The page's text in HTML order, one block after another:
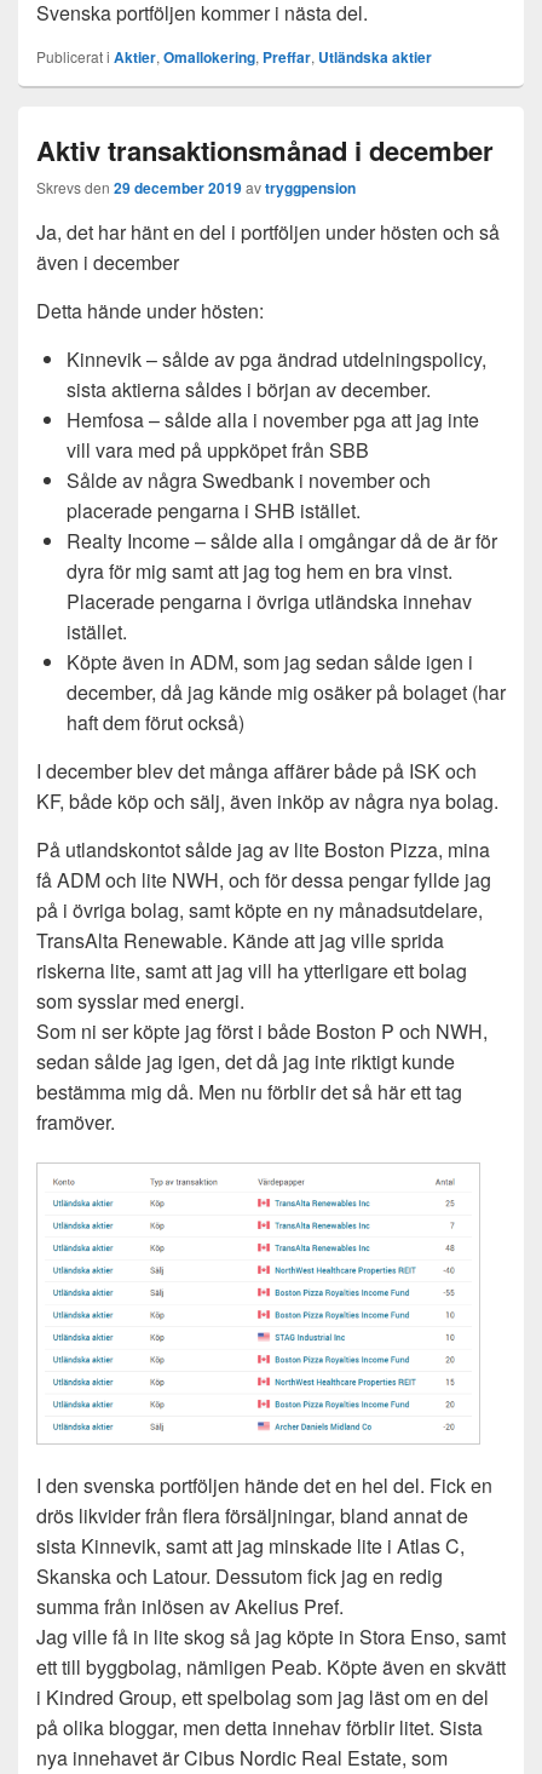
Svenska portföljen kommer i nästa del.
Publicerat i Aktier, Omallokering, Preffar, Utländska aktier
Aktiv transaktionsmånad i december
Skrevs den 29 december 2019avtryggpension
Ja, det har hänt en del i portföljen under hösten och så
även i december
Detta hände under hösten:
Kinnevik – sålde av pga ändrad utdelningspolicy,
sista aktierna såldes i början av december.
Hemfosa – sålde alla i november pga att jag inte
vill vara med på uppköpet från SBB
Sålde av några Swedbank i november och
placerade pengarna i SHB istället.
Realty Income – sålde alla i omgångar då de är för
dyra för mig samt att jag tog hem en bra vinst.
Placerade pengarna i övriga utländska innehav
istället.
Köpte även in ADM, som jag sedan sålde igen i
december, då jag kände mig osäker på bolaget (har
haft dem förut också)
I december blev det många affärer både på ISK och
KF, både köp och sälj, även inköp av några nya bolag.
På utlandskontot sålde jag av lite Boston Pizza, mina
få ADM och lite NWH, och för dessa pengar fyllde jag
på i övriga bolag, samt köpte en ny månadsutdelare,
TransAlta Renewable. Kände att jag ville sprida
riskerna lite, samt att jag vill ha ytterligare ett bolag
som sysslar med energi.
Som ni ser köpte jag först i både Boston P och NWH,
sedan sålde jag igen, det då jag inte riktigt kunde
bestämma mig då. Men nu förblir det så här ett tag
framöver.
I den svenska portföljen hände det en hel del. Fick en
drös likvider från flera försäljningar, bland annat de
sista Kinnevik, samt att jag minskade lite i Atlas C,
Skanska och Latour. Dessutom fick jag en redig
summa från inlösen av Akelius Pref.
Jag ville få in lite skog så jag köpte in Stora Enso, samt
ett till byggbolag, nämligen Peab. Köpte även en skvätt
i Kindred Group, ett spelbolag som jag läst om en del
på olika bloggar, men detta innehav förblir litet. Sista
nya innehavet är Cibus Nordic Real Estate, som